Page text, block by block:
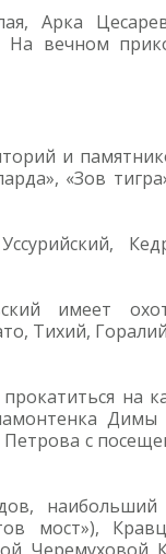
Арка
вечном
и
«Зов
имеет
Тихий,
на
Димы
с
наибольший
мост»),